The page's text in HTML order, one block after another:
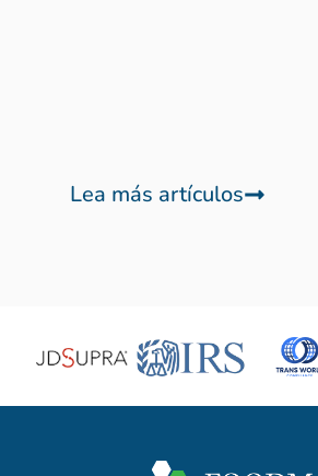
Lea más artículos